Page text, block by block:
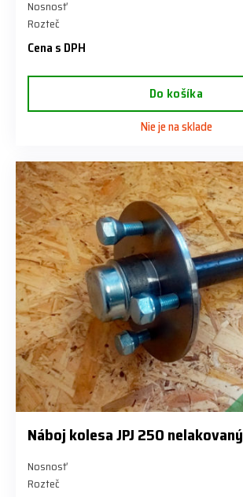
Nosnosť
Rozteč
Cena s DPH
Do košíka
Nie je na sklade
Náboj kolesa JPJ 250 nelakovaný
Nosnosť
Rozteč